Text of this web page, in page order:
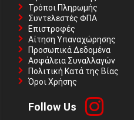
Τρόποι Πληρωμής
Συντελεστές ΦΠΑ
Επιστροφές
Αίτηση Υπαναχώρησης
Προσωπικά Δεδομένα
Ασφάλεια Συναλλαγών
Πολιτική Κατά της Βίας
Όροι Χρήσης
Follow Us